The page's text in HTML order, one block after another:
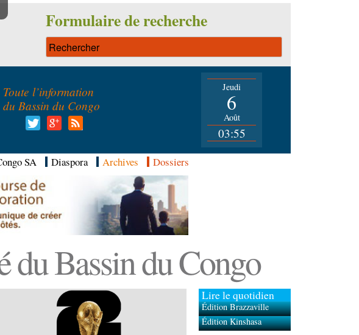
Formulaire de recherche
Toute l’information
du Bassin du Congo
Jeudi
6
Août
03:55
SA Diaspora Archives Dossiers
du Bassin du Congo
Lire le quotidien
Édition Brazzaville
Édition Kinshasa